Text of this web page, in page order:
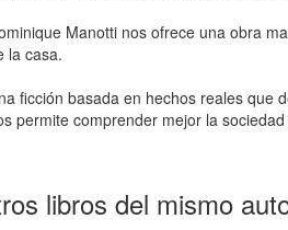
Manotti nos ofrece una obra
la casa.
ficción basada en hechos reales que
permite comprender mejor la sociedad
libros del mismo